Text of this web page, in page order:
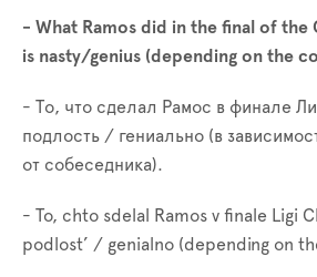
- What Ramos did in the final of the
is nasty/genius (depending on the
- То, что сделал Рамос в финале
подлость / гениально (в
от собеседника).
- To, chto sdelal Ramos v finale Ligi
podlost’ / genialno (depending on